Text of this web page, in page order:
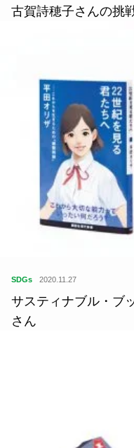
古賀詩穂子さんの挑戦
SDGs 2020.11.27
サスティナブル・ブ
さん